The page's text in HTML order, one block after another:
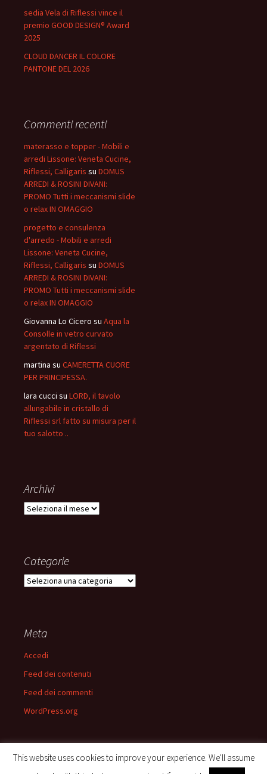
sedia Vela di Riflessi vince il
premio GOOD DESIGN® Award
2025
CLOUD DANCER IL COLORE
PANTONE DEL 2026
Commenti recenti
materasso e topper - Mobili e
arredi Lissone: Veneta Cucine,
Riflessi, Calligaris su DOMUS
ARREDI & ROSINI DIVANI:
PROMO Tutti i meccanismi slide
o relax IN OMAGGIO
progetto e consulenza
d'arredo - Mobili e arredi
Lissone: Veneta Cucine,
Riflessi, Calligaris su DOMUS
ARREDI & ROSINI DIVANI:
PROMO Tutti i meccanismi slide
o relax IN OMAGGIO
Giovanna Lo Cicero su Aqua la
Consolle in vetro curvato
argentato di Riflessi
martina su CAMERETTA CUORE
PER PRINCIPESSA.
lara cucci su LORD, il tavolo
allungabile in cristallo di
Riflessi srl fatto su misura per il
tuo salotto ..
Archivi
Archivi
Categorie
Categorie
Meta
Accedi
Feed dei contenuti
Feed dei commenti
WordPress.org
This website uses cookies to improve your experience. We'll assume